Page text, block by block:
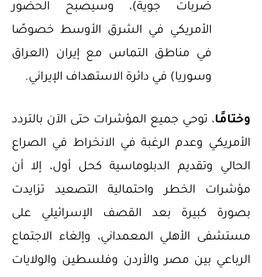
ضربات جوية)، وسيصبح الحضور
الأمريكي في الشرق الأوسط خصوصًا
في مناطق التماس مع إيران (العراق
وسوريا) في دائرة الاستهداف الإيراني.
وختامًا، توحي جميع المؤشرات حتى الآن بالتردد
الأمريكي وعدم الرغبة في الانخراط في الصراع
الحالي وتقديم الدبلوماسية كحل أول، إلا أن
مؤشرات الخطر واحتمالية التصعيد تزايدت
بصورة كبيرة بعد القصف الإسرائيلي على
مستشفى الأهلي المعمداني، وإلغاء الاجتماع
الرباعي بين مصر والأردن وفلسطين والولايات